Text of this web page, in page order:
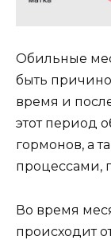
Обильные
быть
время и
этот период
гормонов, а
процессами,
Во время
происходит